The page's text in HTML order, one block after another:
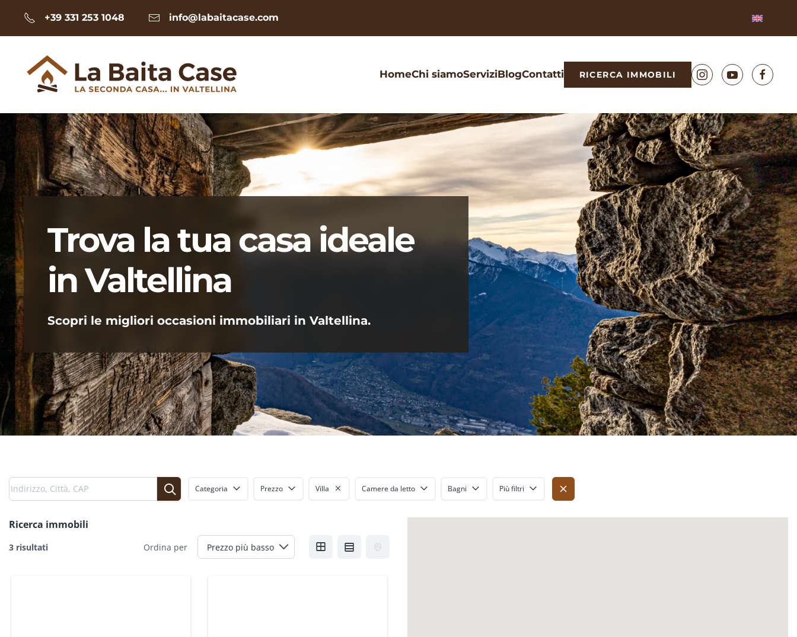
Skip to main content
+39 331 253 1048 info@labaitacase.com
HomeChi siamoServiziBlogContatti RICERCA IMMOBILI
Trova la tua casa ideale
in Valtellina
Scopri le migliori occasioni immobiliari in Valtellina.
Categoria Prezzo Villa Camere da letto Bagni Più filtri
Ricerca immobili
3 risultati Ordina per